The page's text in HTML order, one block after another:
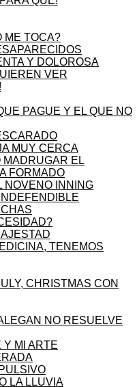
ME TOCA?
Y DOLOROSA
VER
PAGUE Y EL QUE NO
MUY CERCA
MADRUGAR EL
FORMADO
NOVENO INNING
TENEMOS
CHRISTMAS CON
NO RESUELVE
Y MI ARTE
LA LLUVIA